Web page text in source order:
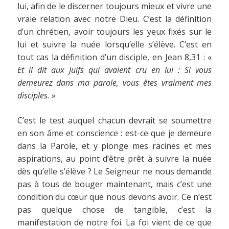
lui, afin de le discerner toujours mieux et vivre une
vraie relation avec notre Dieu. C’est la définition
d’un chrétien, avoir toujours les yeux fixés sur le
lui et suivre la nuée lorsqu’elle s’élève. C’est en
tout cas la définition d’un disciple, en Jean 8,31 : «
Et il dit aux Juifs qui avaient cru en lui : Si vous
demeurez dans ma parole, vous êtes vraiment mes
disciples. »
C’est le test auquel chacun devrait se soumettre
en son âme et conscience : est-ce que je demeure
dans la Parole, et y plonge mes racines et mes
aspirations, au point d’être prêt à suivre la nuée
dès qu’elle s’élève ? Le Seigneur ne nous demande
pas à tous de bouger maintenant, mais c’est une
condition du cœur que nous devons avoir. Ce n’est
pas quelque chose de tangible, c’est la
manifestation de notre foi. La foi vient de ce que